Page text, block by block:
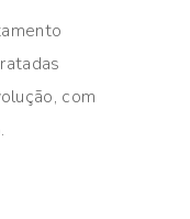
com